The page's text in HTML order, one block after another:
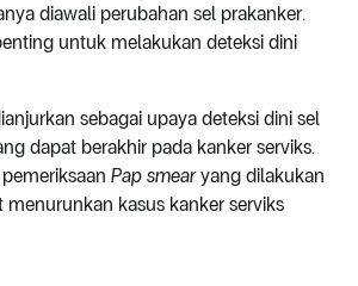
diawali perubahan sel prakanker.
untuk melakukan deteksi dini
sebagai upaya deteksi dini sel
dapat berakhir pada kanker serviks.
Pap smearyang dilakukan
menurunkan kasus kanker serviks